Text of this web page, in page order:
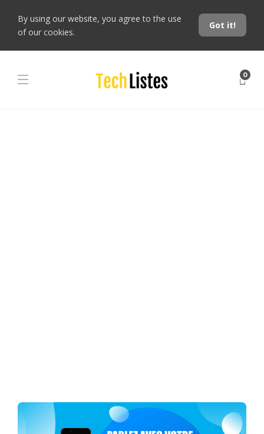
By using our website, you agree to the use
of our cookies.
Got it!
0